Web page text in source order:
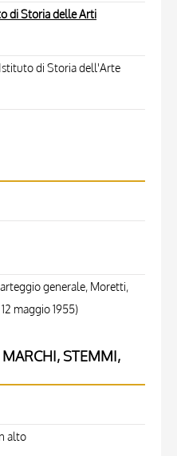
di Storia delle Arti
di Storia dell'Arte
generale, Moretti,
maggio 1955)
STEMMI,
alto